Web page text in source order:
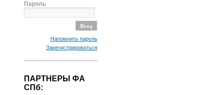
Пароль
Напомнить пароль
Зарегистрироваться
ПАРТНЕРЫ ФА
СПб: